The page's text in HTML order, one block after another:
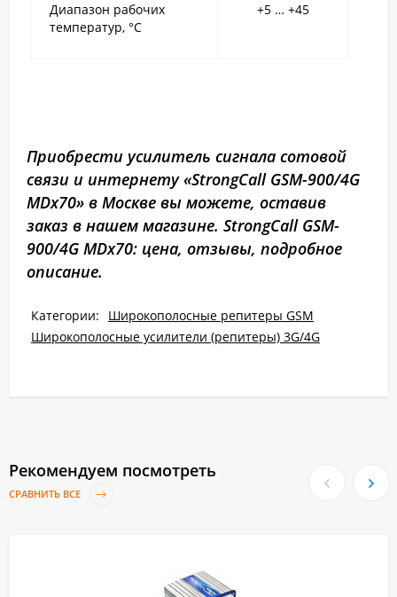
Диапазон рабочих
температур, °С
+5 … +45
Приобрести усилитель сигнала сотовой
связи и интернету «StrongCall GSM-900/4G
MDх70» в Москве вы можете, оставив
заказ в нашем магазине. StrongCall GSM-
900/4G MDх70: цена, отзывы, подробное
описание.
Категории:
Широкополосные репитеры GSM
Широкополосные усилители (репитеры) 3G/4G
Рекомендуем посмотреть
СРАВНИТЬ ВСЕ